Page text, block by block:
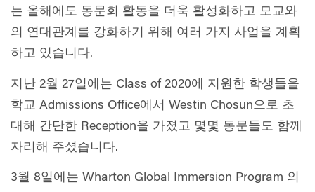
는 올해에도 동문회 활동을 더욱 활성화하고 모교와
의 연대관계를 강화하기 위해 여러 가지 사업을 계획
하고 있습니다.
지난 2월 27일에는 Class of 2020에 지원한 학생들을
학교 Admissions Office에서 Westin Chosun으로 초
대해 간단한 Reception을 가졌고 몇몇 동문들도 함께
자리해 주셨습니다.
3월 8일에는 Wharton Global Immersion Program 의